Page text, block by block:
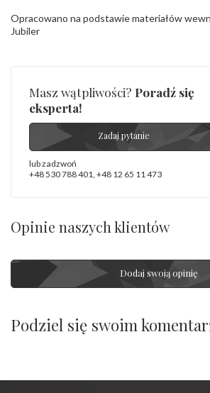
Opracowano na podstawie materiałów
Jubiler
Masz wątpliwości? Poradź się
eksperta!
Zadaj pytanie
lub zadzwoń
+48 530 788 401 +48 12 65 11 473
Opinie naszych klientów
Dodaj swoją opinię
Podziel się swoim